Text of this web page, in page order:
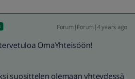
Forum|Forum|4 years ago
OmaYhteisöön!
suosittelen olemaan yhteydessä